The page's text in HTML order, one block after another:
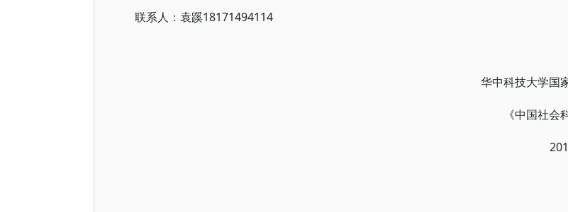
联系人：袁蹊18171494114
华中科技大学国
《中国社会